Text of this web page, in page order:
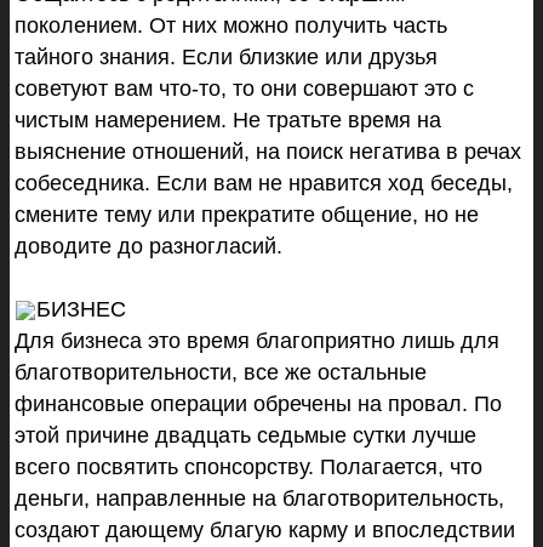
поколением. От них можно получить часть
тайного знания. Если близкие или друзья
советуют вам что-то, то они совершают это с
чистым намерением. Не тратьте время на
выяснение отношений, на поиск негатива в речах
собеседника. Если вам не нравится ход беседы,
смените тему или прекратите общение, но не
доводите до разногласий.
БИЗНЕС
Для бизнеса это время благоприятно лишь для
благотворительности, все же остальные
финансовые операции обречены на провал. По
этой причине двадцать седьмые сутки лучше
всего посвятить спонсорству. Полагается, что
деньги, направленные на благотворительность,
создают дающему благую карму и впоследствии